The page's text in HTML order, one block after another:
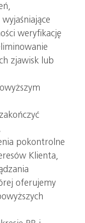
weryfikację
zjawisk lub
pokontrolne
Klienta,
oferujemy